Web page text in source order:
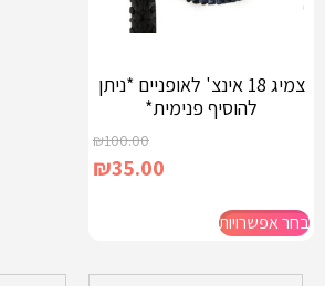
צמיג 18 אינצ' לאופניים *ניתן
להוסיף פנימית*
₪100.00
₪35.00
בחר אפשרויות